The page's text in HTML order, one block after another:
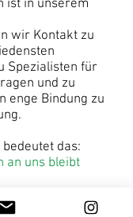
ist in unserem
wir Kontakt zu
Spezialisten für
und zu
enge Bindung zu
das:
an uns bleibt
in nahezu 35